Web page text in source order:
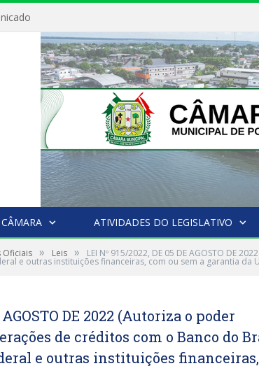
ATIVIDADES DO LEGISLATIVO
Oficiais » Leis » LEI Nº 915/2022, DE 05 DE AGOSTO DE
e outras instituições financeiras, com ou sem a garantia da
AGOSTO DE 2022 (Autoriza o poder
de créditos com o Banco do
e outras instituições financeiras,